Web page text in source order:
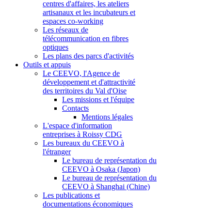
centres d'affaires, les ateliers
artisanaux et les incubateurs et
espaces co-working
Les réseaux de
télécommunication en fibres
optiques
Les plans des parcs d'activités
Outils et appuis
Le CEEVO, l'Agence de
développement et d'attractivité
des territoires du Val d'Oise
Les missions et l'équipe
Contacts
Mentions légales
L'espace d'information
entreprises à Roissy CDG
Les bureaux du CEEVO à
l'étranger
Le bureau de représentation du
CEEVO à Osaka (Japon)
Le bureau de représentation du
CEEVO à Shanghai (Chine)
Les publications et
documentations économiques